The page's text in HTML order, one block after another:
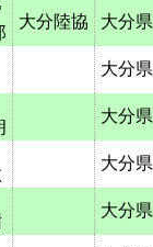
大分陸協 大分県
大分県
大分県
大分県
大分県